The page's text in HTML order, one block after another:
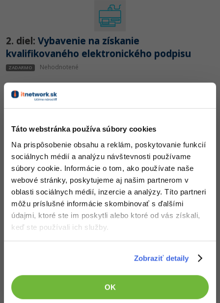
Táto webstránka používa súbory cookies
Na prispôsobenie obsahu a reklám, poskytovanie funkcií
sociálnych médií a analýzu návštevnosti používame
súbory cookie. Informácie o tom, ako používate naše
webové stránky, poskytujeme aj našim partnerom v
oblasti sociálnych médií, inzercie a analýzy. Títo partneri
môžu príslušné informácie skombinovať s ďalšími
údajmi, ktoré ste im poskytli alebo ktoré od vás získali,
keď ste používali ich služby.
Zobraziť detaily
OK
Adobe Illustrator -80%
Adobe Lightroom -30%
Adobe XD
Adobe InDesign -25%
Blender -80%
Inkscape
Fotografovanie -80%
Video
Ostatné
Kariéra
2. diel: Vybavenie na získanie
kvalifikovaného elektronického podpisu
ZADARMO Nehodnotené
3. diel:
Elektronické podpisy - Nastavujeme
eObčianku
ZADARMO Nehodnotené
4. diel:Nastavenie tokenu a generovanie